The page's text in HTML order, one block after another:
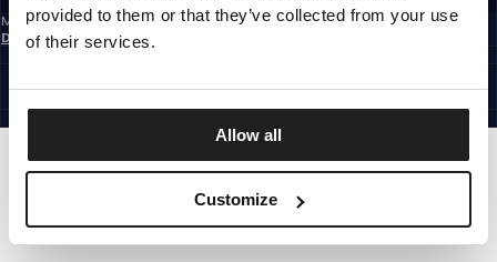
provided to them or that they’ve collected from your use
of their services.
Allow all
Customize
Mit der Anmeldung zum Newsletter bestätigst du, dass du die
Datenschutzerklärung
SITE CREDITS